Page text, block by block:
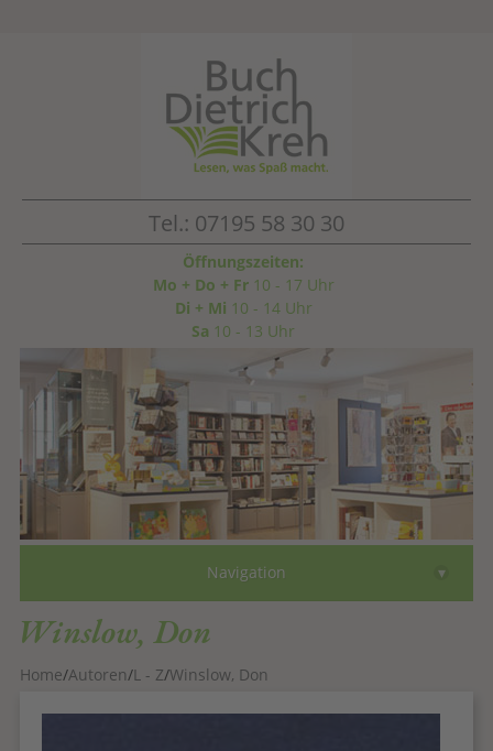
Tel.: 07195 58 30 30
Öffnungszeiten:
Mo + Do + Fr10 - 17 Uhr
Di + Mi 10 - 14 Uhr
Sa 10 - 13 Uhr
Bücher
Autoren
Navigation ▾
Winslow, Don
Home Autoren L - Z Winslow, Don